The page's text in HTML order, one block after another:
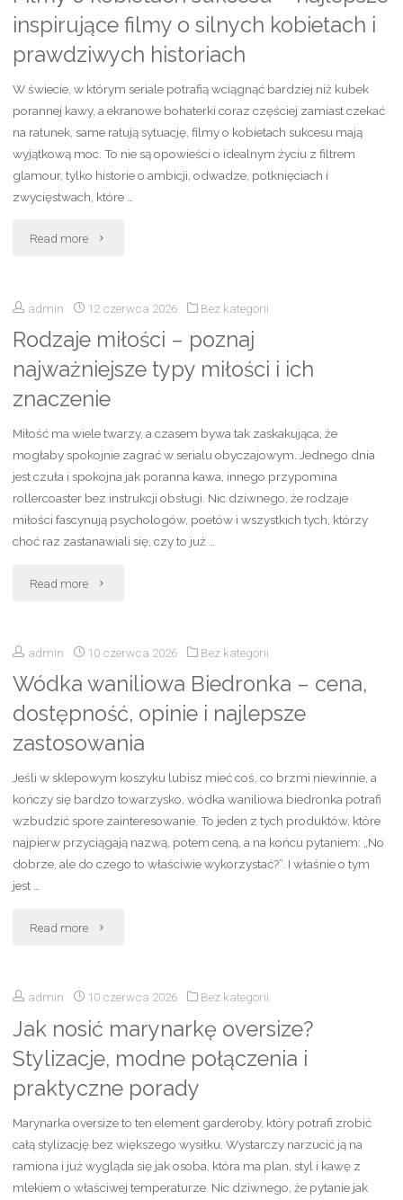
sen
mężczyźnie?
Najczęstsze
interpretacje
inspirujące filmy o silnych kobietach i
prawdziwych historiach
W świecie, w którym seriale potrafią wciągnąć bardziej niż kubek
porannej kawy, a ekranowe bohaterki coraz częściej zamiast czekać
na ratunek, same ratują sytuację, filmy o kobietach sukcesu mają
wyjątkową moc. To nie są opowieści o idealnym życiu z filtrem
glamour, tylko historie o ambicji, odwadze, potknięciach i
zwycięstwach, które …
Read more "Filmy
kobietach
sukcesu
–
inspirujące
o
historiach"
admin 12 czerwca 2026 Bez kategorii
Rodzaje miłości – poznaj
najważniejsze typy miłości i ich
znaczenie
Miłość ma wiele twarzy, a czasem bywa tak zaskakująca, że
mogłaby spokojnie zagrać w serialu obyczajowym. Jednego dnia
jest czuła i spokojna jak poranna kawa, innego przypomina
rollercoaster bez instrukcji obsługi. Nic dziwnego, że rodzaje
miłości fascynują psychologów, poetów i wszystkich tych, którzy
choć raz zastanawiali się, czy to już …
Read more "Rodzaje
–
poznaj
najważniejsze
miłości
ich
admin 10 czerwca 2026 Bez kategorii
Wódka waniliowa Biedronka – cena,
dostępność, opinie i najlepsze
zastosowania
Jeśli w sklepowym koszyku lubisz mieć coś, co brzmi niewinnie, a
kończy się bardzo towarzysko, wódka waniliowa biedronka potrafi
wzbudzić spore zainteresowanie. To jeden z tych produktów, które
najpierw przyciągają nazwą, potem ceną, a na końcu pytaniem: „No
dobrze, ale do czego to właściwie wykorzystać?”. I właśnie o tym
jest …
Read more "Wódka
Biedronka
–
cena,
opinie
admin 10 czerwca 2026 Bez kategorii
Jak nosić marynarkę oversize?
Stylizacje, modne połączenia i
praktyczne porady
Marynarka oversize to ten element garderoby, który potrafi zrobić
całą stylizację bez większego wysiłku. Wystarczy narzucić ją na
ramiona i już wygląda się jak osoba, która ma plan, styl i kawę z
mlekiem o właściwej temperaturze. Nic dziwnego, że pytanie jak